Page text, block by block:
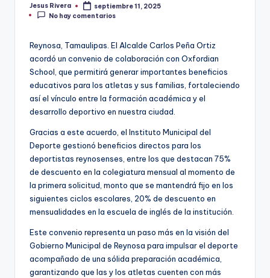
Publicado
por
Jesus Rivera
septiembre 11, 2025
No hay comentarios
Reynosa, Tamaulipas. El Alcalde Carlos Peña Ortiz
acordó un convenio de colaboración con Oxfordian
School, que permitirá generar importantes beneficios
educativos para los atletas y sus familias, fortaleciendo
así el vínculo entre la formación académica y el
desarrollo deportivo en nuestra ciudad.
Gracias a este acuerdo, el Instituto Municipal del
Deporte gestionó beneficios directos para los
deportistas reynosenses, entre los que destacan 75%
de descuento en la colegiatura mensual al momento de
la primera solicitud, monto que se mantendrá fijo en los
siguientes ciclos escolares, 20% de descuento en
mensualidades en la escuela de inglés de la institución.
Este convenio representa un paso más en la visión del
Gobierno Municipal de Reynosa para impulsar el deporte
acompañado de una sólida preparación académica,
garantizando que las y los atletas cuenten con más